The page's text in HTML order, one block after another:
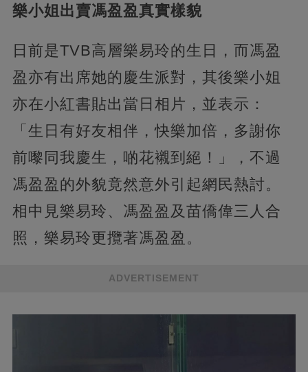
樂小姐出賣馮盈盈真實樣貌
日前是TVB高層樂易玲的生日，而馮盈
盈亦有出席她的慶生派對，其後樂小姐
亦在小紅書貼出當日相片，並表示：
「生日有好友相伴，快樂加倍，多謝你
前嚟同我慶生，啲花襯到絕！」，不過
馮盈盈的外貌竟然意外引起網民熱討。
相中見樂易玲、馮盈盈及苗僑偉三人合
照，樂易玲更攬著馮盈盈。
ADVERTISEMENT